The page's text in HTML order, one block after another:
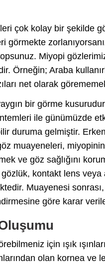
çok kolay bir şekilde
görmekte
Miyopi
Örneğin; Araba
net olarak
bir görme
ile günümüzde
duruma gelmiştir.
muayeneleri, miyopinin
ve göz sağlığını
kontakt lens veya
Muayenesi
göre karar
için ışık
olan kornea ve